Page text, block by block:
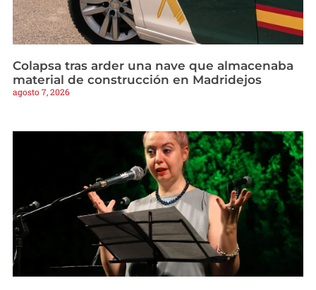
Colapsa tras arder una nave que almacenaba
material de construcción en Madridejos
agosto 7, 2026